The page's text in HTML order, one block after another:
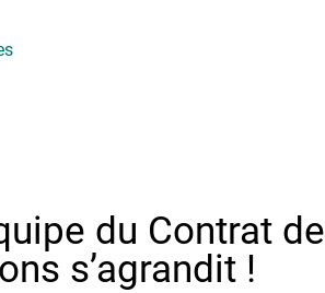
du Contrat de
s’agrandit !